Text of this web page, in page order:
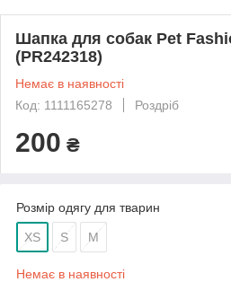
Шапка для собак Pet
(PR242318)
Немає в наявності
Код: 1111165278
Роздріб
200 ₴
Розмір одягу для тварин
XS S M
Немає в наявності